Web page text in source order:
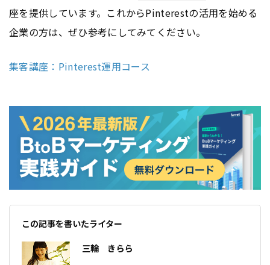
座を提供しています。これからPinterestの活用を始める
企業の方は、ぜひ参考にしてみてください。
集客講座：Pinterest運用コース
この記事を書いたライター
三輪 きらら